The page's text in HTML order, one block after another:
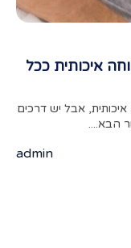
איכותית ככל
אבל יש דרכים
הבא....
admin